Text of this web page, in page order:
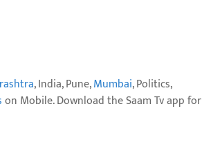
, India, Pune,Mumbai, Politics,
on Mobile. Download the Saam Tv app for